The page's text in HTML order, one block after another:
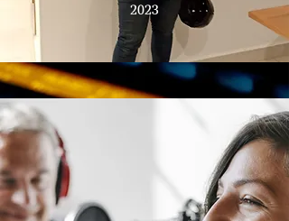
2023